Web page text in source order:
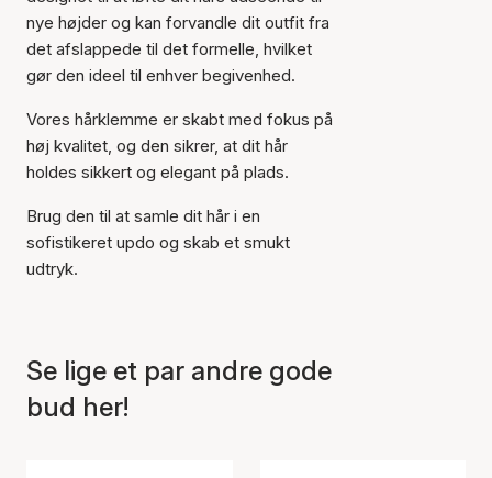
Varen er tilføjet til kurven
nye højder og kan forvandle dit outfit fra
det afslappede til det formelle, hvilket
gør den ideel til enhver begivenhed.
Vores hårklemme er skabt med fokus på
høj kvalitet, og den sikrer, at dit hår
holdes sikkert og elegant på plads.
Brug den til at samle dit hår i en
sofistikeret updo og skab et smukt
udtryk.
Se lige et par andre gode
bud her!